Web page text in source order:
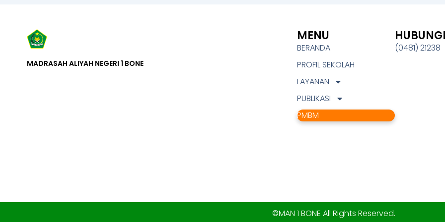
MADRASAH ALIYAH NEGERI 1 BONE
MENU
BERANDA
PROFIL SEKOLAH
LAYANAN
PUBLIKASI
PMBM
(0481) 21238
©MAN 1 BONE All Rights Reserved.